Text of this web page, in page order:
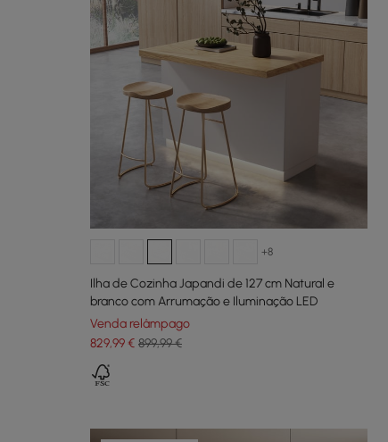
+8
Ilha de Cozinha Japandi de 127 cm Natural e
branco com Arrumação e Iluminação LED
Venda relâmpago
829,99€ 899,99 €